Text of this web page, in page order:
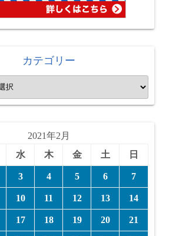
カテゴリー
2021年2月
水 木 金 土 日
3 4 5 6 7
10 11 12 13 14
17 18 19 20 21